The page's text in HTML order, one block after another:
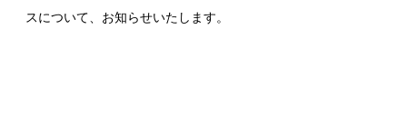
スについて、お知らせいたします。